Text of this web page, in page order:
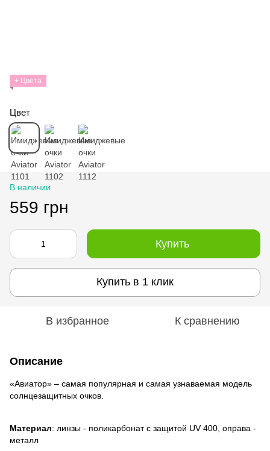
+ Цвета
Цвет
В наличии
559 грн
Купить
Купить в 1 клик
В избранное К сравнению
Описание
«Авиатор» – самая популярная и самая узнаваемая модель
солнцезащитных очков.
Материал: линзы - поликарбонат с защитой UV 400, оправа -
металл